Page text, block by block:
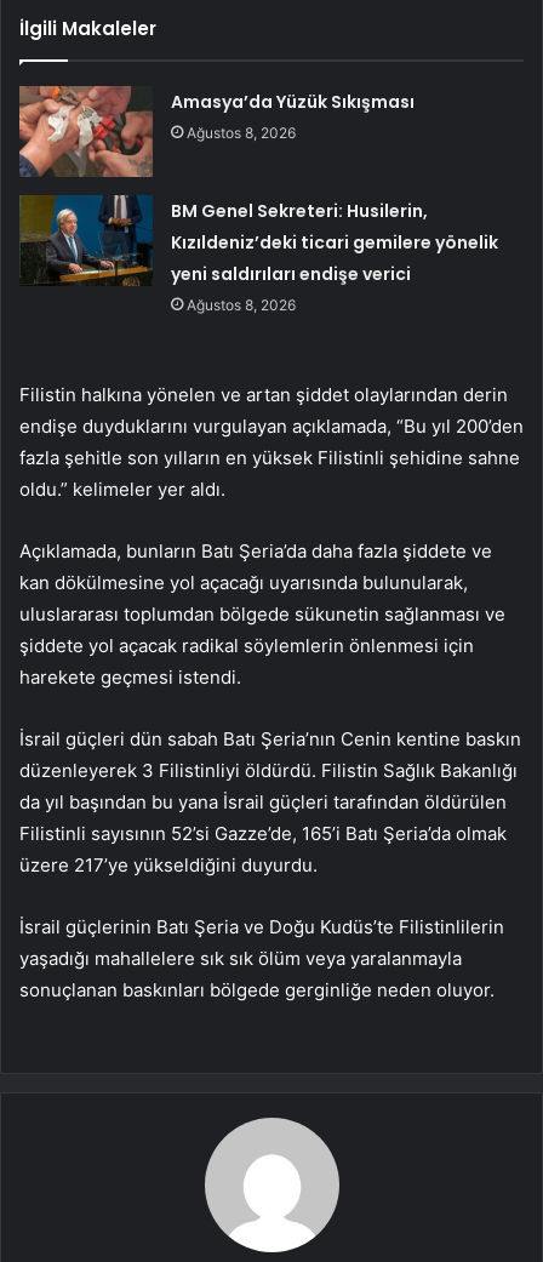
İlgili Makaleler
Amasya’da Yüzük Sıkışması
Ağustos 8, 2026
BM Genel Sekreteri: Husilerin,
Kızıldeniz’deki ticari gemilere yönelik
yeni saldırıları endişe verici
Ağustos 8, 2026
Filistin halkına yönelen ve artan şiddet olaylarından derin
endişe duyduklarını vurgulayan açıklamada, “Bu yıl 200’den
fazla şehitle son yılların en yüksek Filistinli şehidine sahne
oldu.” kelimeler yer aldı.
Açıklamada, bunların Batı Şeria’da daha fazla şiddete ve
kan dökülmesine yol açacağı uyarısında bulunularak,
uluslararası toplumdan bölgede sükunetin sağlanması ve
şiddete yol açacak radikal söylemlerin önlenmesi için
harekete geçmesi istendi.
İsrail güçleri dün sabah Batı Şeria’nın Cenin kentine baskın
düzenleyerek 3 Filistinliyi öldürdü. Filistin Sağlık Bakanlığı
da yıl başından bu yana İsrail güçleri tarafından öldürülen
Filistinli sayısının 52’si Gazze’de, 165’i Batı Şeria’da olmak
üzere 217’ye yükseldiğini duyurdu.
İsrail güçlerinin Batı Şeria ve Doğu Kudüs’te Filistinlilerin
yaşadığı mahallelere sık sık ölüm veya yaralanmayla
sonuçlanan baskınları bölgede gerginliğe neden oluyor.